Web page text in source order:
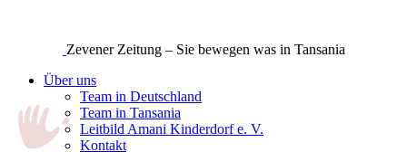
Zevener Zeitung – Sie bewegen was in Tansania
Über uns
Team in Deutschland
Team in Tansania
Leitbild Amani Kinderdorf e. V.
Kontakt